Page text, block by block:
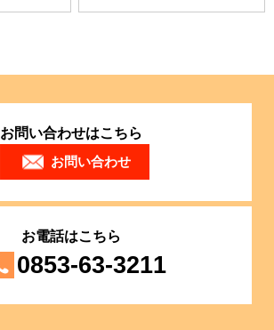
お問い合わせはこちら
お問い合わせ
お電話はこちら
0853-63-3211